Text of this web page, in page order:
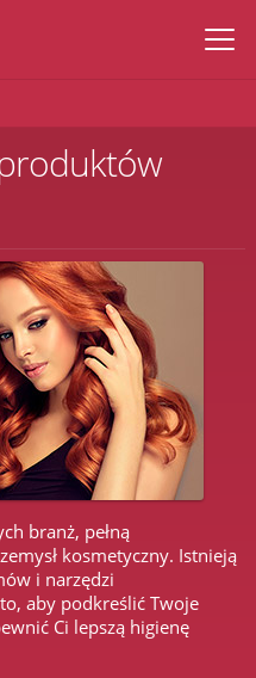
branż, pełną
kosmetyczny. Istnieją
i narzędzi
aby podkreślić Twoje
Ci lepszą higienę